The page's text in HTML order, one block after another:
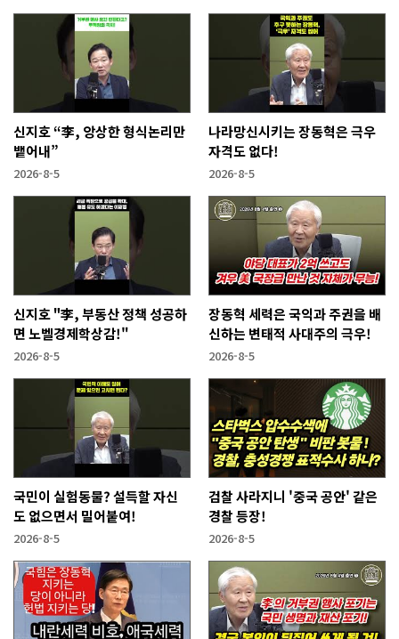
신지호 “李, 앙상한 형식논리만
뱉어내”
2026-8-5
나라망신시키는 장동혁은 극우
자격도 없다!
2026-8-5
신지호 "李, 부동산 정책 성공하
면 노벨경제학상감!"
2026-8-5
장동혁 세력은 국익과 주권을 배
신하는 변태적 사대주의 극우!
2026-8-5
국민이 실험동물? 설득할 자신
도 없으면서 밀어붙여!
2026-8-5
검찰 사라지니 '중국 공안' 같은
경찰 등장!
2026-8-5